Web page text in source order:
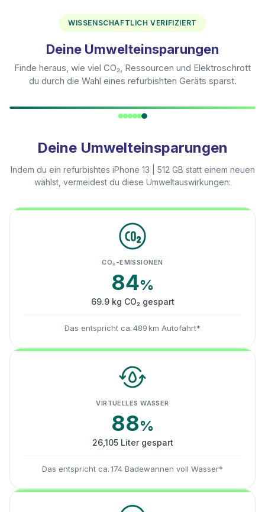
WISSENSCHAFTLICH VERIFIZIERT
Deine Umwelteinsparungen
Finde heraus, wie viel CO₂, Ressourcen und Elektroschrott
du durch die Wahl eines refurbishten Geräts sparst.
Deine Umwelteinsparungen
Indem du ein refurbishtes iPhone 13 | 512 GB statt einem neuen
wählst, vermeidest du diese Umweltauswirkungen:
CO₂-EMISSIONEN
84%
69.9 kg CO₂ gespart
Das entspricht ca. 489 km Autofahrt*
VIRTUELLES WASSER
88%
26,105 Liter gespart
Das entspricht ca. 174 Badewannen voll Wasser*